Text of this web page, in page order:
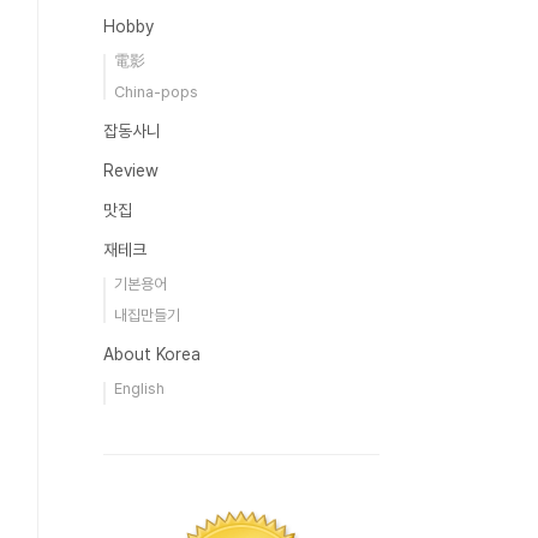
Hobby
電影
China-pops
잡동사니
Review
맛집
재테크
기본용어
내집만들기
About Korea
English